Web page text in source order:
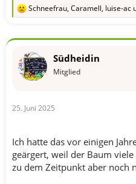
R
k
o
:
Schneefrau, Caramell, luise-ac
Südheidin
Mitglied
25. Juni 2025
Ich hatte das vor einigen
geärgert, weil der Baum
zu dem Zeitpunkt aber noch